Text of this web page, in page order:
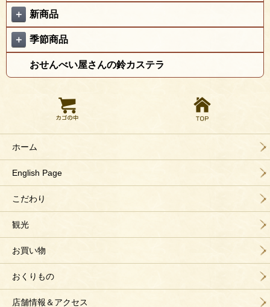
＋ 新商品
＋ 季節商品
おせんべい屋さんの鈴カステラ
ホーム
English Page
こだわり
観光
お買い物
おくりもの
店舗情報＆アクセス